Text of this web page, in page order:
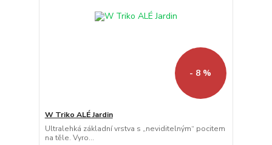
- 8 %
W Triko ALÉ Jardin
Ultralehká základní vrstva s „neviditelným“ pocitem
na těle. Vyro...